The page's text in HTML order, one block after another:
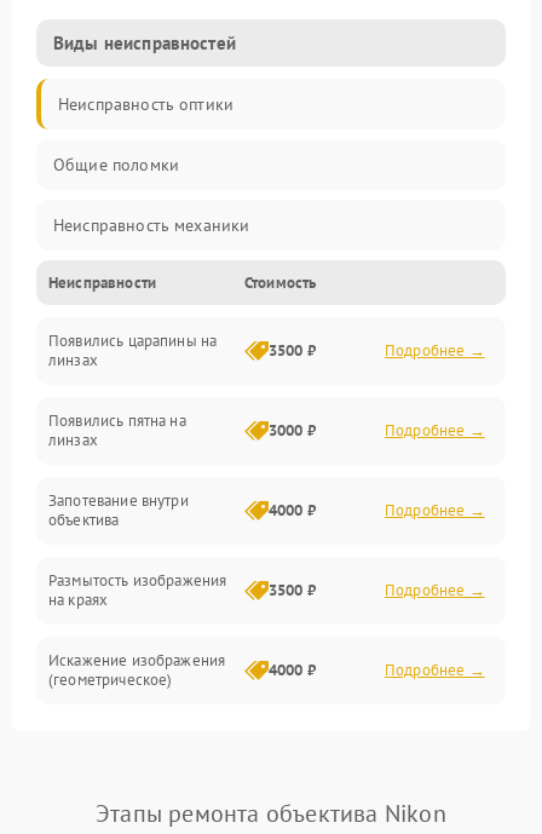
Виды неисправностей
Неисправность оптики
Общие поломки
Неисправность механики
Неисправность электроники (если объектив с мотором/
Прочие неисправности
Неисправности Стоимость
Появились царапины на
линзах
3500 ₽ Подробнее →
Появились пятна на
линзах
3000 ₽ Подробнее →
Запотевание внутри
объектива
4000 ₽ Подробнее →
Размытость изображения
на краях
3500 ₽ Подробнее →
Искажение изображения
(геометрическое)
4000 ₽ Подробнее →
Проблемы с резкостью
Этапы ремонта объектива Nikon